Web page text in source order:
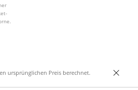
ursprünglichen Preis berechnet.